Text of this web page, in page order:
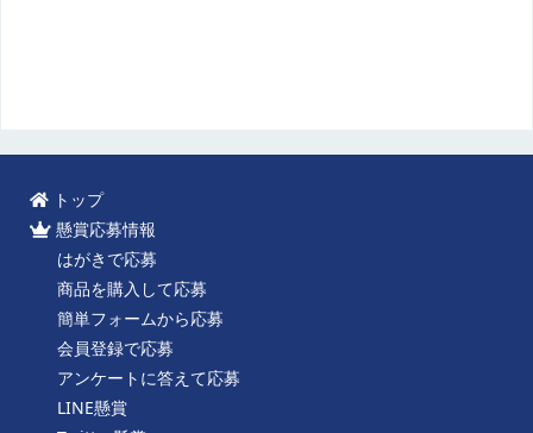
トップ
懸賞応募情報
はがきで応募
商品を購入して応募
簡単フォームから応募
会員登録で応募
アンケートに答えて応募
LINE懸賞